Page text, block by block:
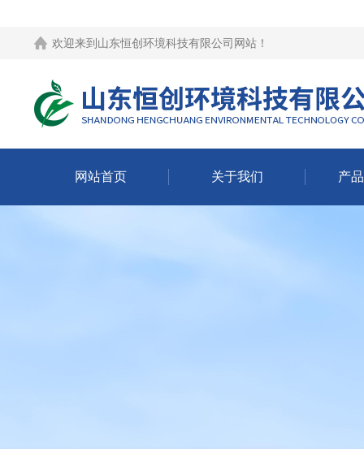
欢迎来到 山东恒创环境科技有限公司网站 ！
网站首页 关于我们 产